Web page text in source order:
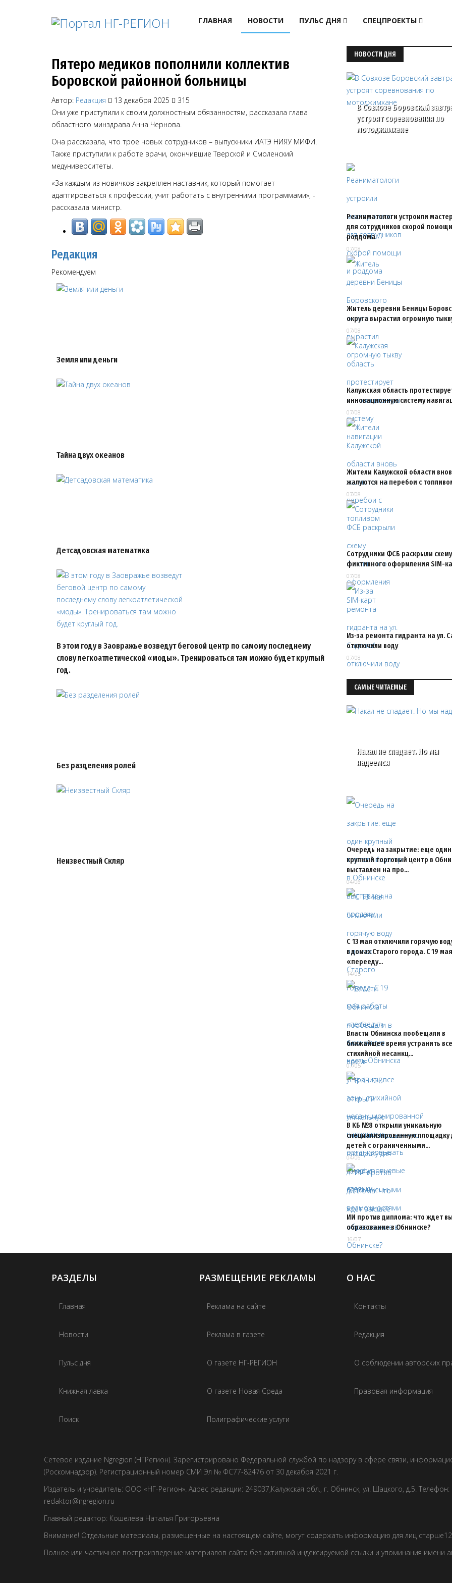
ГЛАВНАЯ НОВОСТИ ПУЛЬС ДНЯ СПЕЦПРОЕКТЫ
Пятеро медиков пополнили коллектив
Боровской районной больницы
Автор: Редакция 13 декабря 2025
315
Они уже приступили к своим должностным обязанностям, рассказала глава
областного минздрава Анна Чернова.
Она рассказала, что трое новых сотрудников – выпускники ИАТЭ НИЯУ МИФИ.
Также приступили к работе врачи, окончившие Тверской и Смоленский
медуниверситеты.
«За каждым из новичков закреплен наставник, который помогает
адаптироваться к профессии, учит работать с внутренними программами», -
рассказала министр.
Редакция
Рекомендуем
Земля или деньги
Тайна двух океанов
Детсадовская математика
В этом году в Заовражье возведут беговой центр по самому последнему
слову легкоатлетической «моды». Тренироваться там можно будет круглый
год.
Без разделения ролей
Неизвестный Скляр
НОВОСТИ ДНЯ
В Совхозе Боровский
устроят соревнования по
мотоджимхане
Реаниматологи устроили
для сотрудников скорой
роддома
07/08
Житель деревни Беницы
округа вырастил огромную
07/08
Калужская область
инновационную систему
07/08
Жители Калужской области
жалуются на перебои с
07/08
Сотрудники ФСБ раскрыли схему
фиктивного оформления SIM-
07/08
Из‑за ремонта гидранта на ул.
отключили воду
07/08
САМЫЕ ЧИТАЕМЫЕ
Накал не спадает. Но мы
надеемся
Очередь на закрытие: еще один
крупный торговый центр в
выставлен на про…
04/06
С 13 мая отключили горячую
в домах Старого города. С 19
«перееду…
14/05
Власти Обнинска пообещали в
ближайшее время устранить
стихийной несанкц…
07/05
В КБ №8 открыли уникальную
специализированную площадку
детей с ограниченными…
04/06
ИИ против диплома: что ждет
образование в Обнинске?
16/07
РАЗДЕЛЫ
Главная
Новости
Пульс дня
Книжная лавка
Поиск
РАЗМЕЩЕНИЕ РЕКЛАМЫ
Реклама на сайте
Реклама в газете
О газете НГ-РЕГИОН
О газете Новая Среда
Полиграфические услуги
О НАС
Контакты
Редакция
О соблюдении авторских
Правовая информация
Сетевое издание Ngregion (НГРегион). Зарегистрировано Федеральной службой по надзору в сфере связи,
(Роскомнадзор). Регистрационный номер СМИ Эл № ФС77-82476 от 30 декабря 2021 г.
Издатель и учредитель: ООО «НГ-Регион». Адрес редакции: 249037,Калужская обл., г. Обнинск, ул. Шацкого, д.5.
redaktor@ngregion.ru
Главный редактор: Кошелева Наталья Григорьевна
Внимание! Отдельные материалы, размещенные на настоящем сайте, могут содержать информацию для лиц старше12
Полное или частичное воспроизведение материалов сайта без активной индексируемой ссылки и упоминания имени